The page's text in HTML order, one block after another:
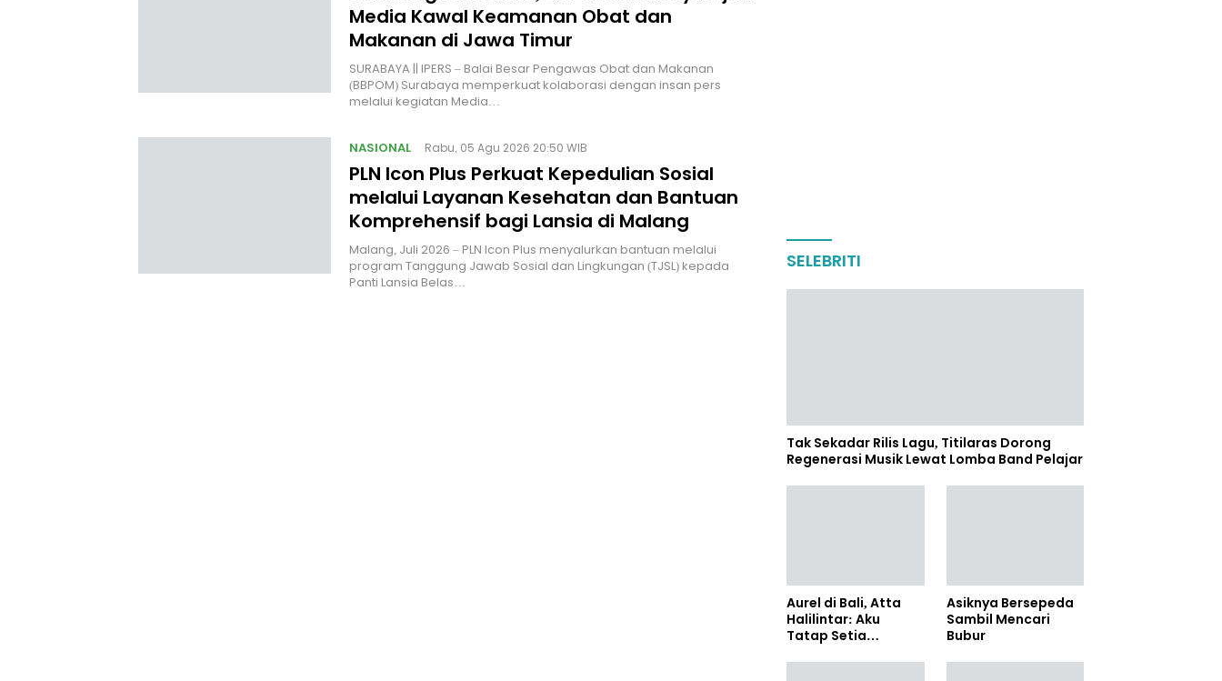
Media Kawal Keamanan Obat dan
Makanan di Jawa Timur
SURABAYA || IPERS – Balai Besar Pengawas Obat dan Makanan
(BBPOM) Surabaya memperkuat kolaborasi dengan insan pers
melalui kegiatan Media…
NASIONAL Rabu, 05 Agu 2026 20:50 WIB
PLN Icon Plus Perkuat Kepedulian Sosial
melalui Layanan Kesehatan dan Bantuan
Komprehensif bagi Lansia di Malang
Malang, Juli 2026 – PLN Icon Plus menyalurkan bantuan melalui
program Tanggung Jawab Sosial dan Lingkungan (TJSL) kepada
Panti Lansia Belas…
SELEBRITI
Tak Sekadar Rilis Lagu, Titilaras Dorong
Regenerasi Musik Lewat Lomba Band Pelajar
Aurel di Bali, Atta
Halilintar: Aku
Tatap Setia
Asiknya Bersepeda
Sambil Mencari
Bubur